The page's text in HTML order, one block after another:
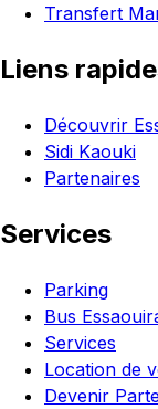
Transfert
Liens
Découvrir
Sidi Kaouki
Partenaires
Services
Parking
Bus
Services
Location de
Devenir